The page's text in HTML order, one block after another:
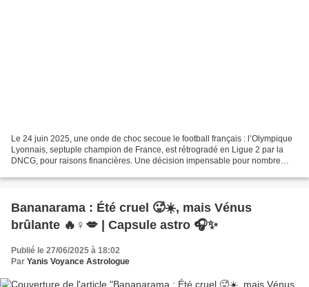
Le 24 juin 2025, une onde de choc secoue le football français : l’Olympique
Lyonnais, septuple champion de France, est rétrogradé en Ligue 2 par la
DNCG, pour raisons financières. Une décision impensable pour nombre
Bananarama : Été cruel 🥵☀️, mais Vénus
brûlante 🔥♀️💋 | Capsule astro 🎧✨
Publié le 27/06/2025 à 18:02
Par Yanis Voyance Astrologue